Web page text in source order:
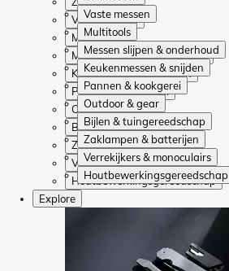
Vaste messen
Multitools
Messen slijpen & onderhoud
Keukenmessen & snijden
Pannen & kookgerei
Outdoor & gear
Bijlen & tuingereedschap
Zaklampen & batterijen
Verrekijkers & monoculairs
Houtbewerkingsgereedschap
Vaste messen
Multitools
Messen slijpen & onderhoud
Keukenmessen & snijden
Pannen & kookgerei
Outdoor & gear
Bijlen & tuingereedschap
Zaklampen & batterijen
Verrekijkers & monoculairs
Houtbewerkingsgereedschap
Explore